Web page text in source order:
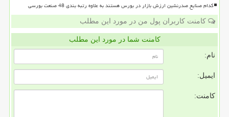
کدام صنایع صدرنشین ارزش بازار در بورس هستند به علاوه رتبه بندی 48 صنعت بورسی
کامنت کاربران پول من در مورد این مطلب
کامنت شما در مورد این مطلب
نام:
ایمیل:
کامنت: